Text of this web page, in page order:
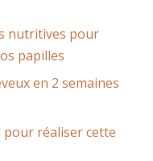
nutritives pour
papilles
en 2 semaines
pour réaliser cette